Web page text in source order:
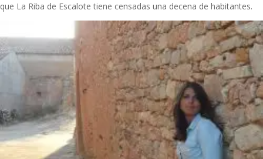
que La Riba de Escalote tiene censadas una decena de habitantes.